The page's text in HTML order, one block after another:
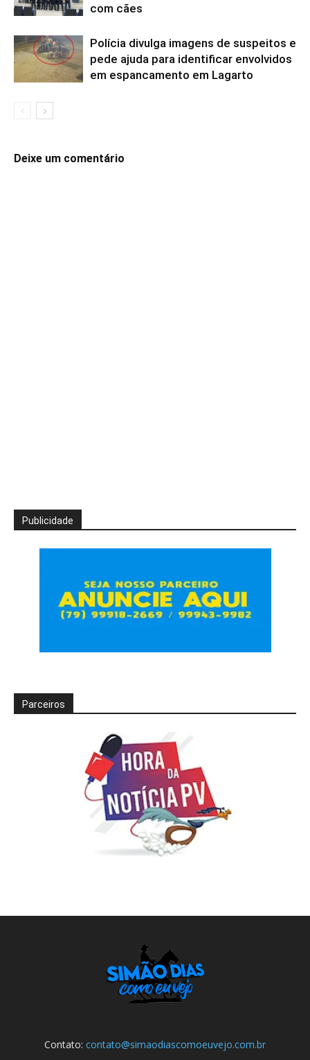
com cães
Polícia divulga imagens de suspeitos e
pede ajuda para identificar envolvidos
em espancamento em Lagarto
Deixe um comentário
Publicidade
Parceiros
Contato: contato@simaodiascomoeuvejo.com.br